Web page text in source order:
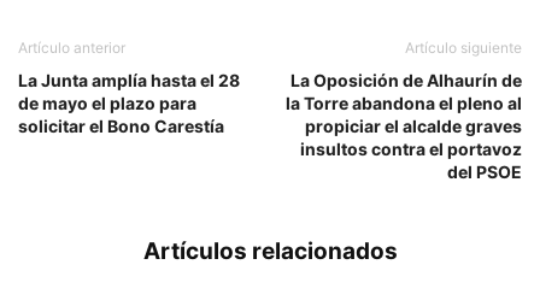
Artículo anterior
La Junta amplía hasta el 28
de mayo el plazo para
solicitar el Bono Carestía
Artículo siguiente
La Oposición de Alhaurín de
la Torre abandona el pleno al
propiciar el alcalde graves
insultos contra el portavoz
del PSOE
Artículos relacionados